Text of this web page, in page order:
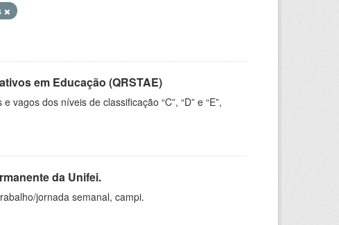
em Educação (QRSTAE)
dos níveis de classificação “C”, “D” e “E”,
da Unifei.
jornada semanal, campi.